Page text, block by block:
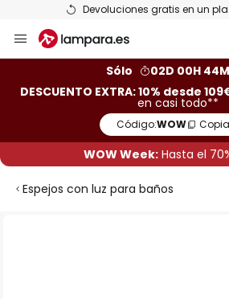
Devoluciones gratis en un
al
Sólo
02D 00H
DESCUENTO EXTRA: 10% desde
en casi todo**
Código:WOW
WOW Week: Hasta el
Espejos con luz para baños